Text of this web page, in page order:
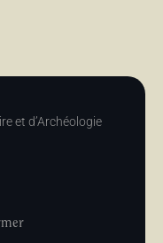
et d’Archéologie